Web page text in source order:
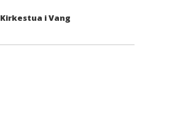
Kirkestua i Vang